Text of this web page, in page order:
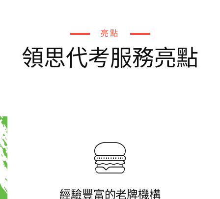
亮點
領思代考服務亮點
經驗豐富的老牌機構